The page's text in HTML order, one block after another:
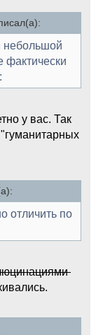
небольшой
фактически
у вас. Так
отличить по